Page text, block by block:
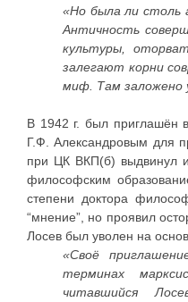
«Но была ли столь
Античность
культуры,
залегают корни
миф. Там заложено
В 1942 г. был приглашён
Г.Ф. Александровым для
при ЦК ВКП(б) выдвинул
философским
степени доктора
“мнение”, но проявил
Лосев был уволен на
«Своё
терминах
читавшийся